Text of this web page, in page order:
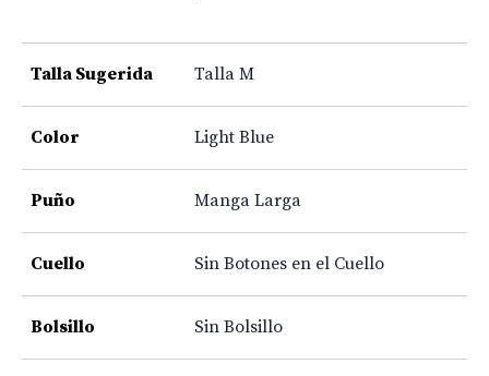
Talla Sugerida Talla M
Color Light Blue
Puño Manga Larga
Cuello Sin Botones en el Cuello
Bolsillo Sin Bolsillo